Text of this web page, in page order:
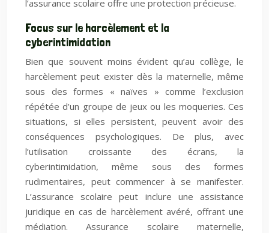
l’assurance scolaire offre une protection précieuse.
Focus sur le harcèlement et la
cyberintimidation
Bien que souvent moins évident qu’au collège, le
harcèlement peut exister dès la maternelle, même
sous des formes « naïves » comme l’exclusion
répétée d’un groupe de jeux ou les moqueries. Ces
situations, si elles persistent, peuvent avoir des
conséquences psychologiques. De plus, avec
l’utilisation croissante des écrans, la
cyberintimidation, même sous des formes
rudimentaires, peut commencer à se manifester.
L’assurance scolaire peut inclure une assistance
juridique en cas de harcèlement avéré, offrant une
médiation. Assurance scolaire maternelle,